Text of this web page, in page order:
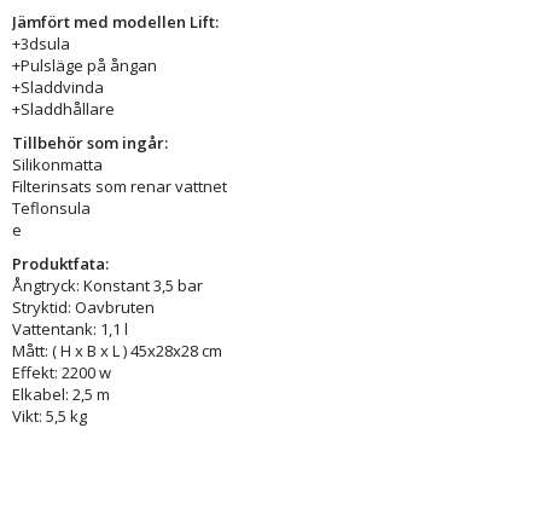
Jämfört med modellen Lift:
+3dsula
+Pulsläge på ångan
+Sladdvinda
+Sladdhållare
Tillbehör som ingår:
Silikonmatta
Filterinsats som renar vattnet
Teflonsula
e
Produktfata:
Ångtryck: Konstant 3,5 bar
Stryktid: Oavbruten
Vattentank: 1,1 l
Mått: ( H x B x L ) 45x28x28 cm
Effekt: 2200 w
Elkabel: 2,5 m
Vikt: 5,5 kg